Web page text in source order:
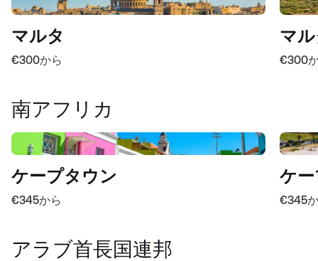
マルタ
€300から
マ
€300
南アフリカ
ケープタウン
€345から
ケ
€345
アラブ首長国連邦